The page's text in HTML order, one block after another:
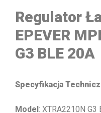
Regulator
EPEVER
G3 BLE 20A
Specyfikacja
Model: XTRA2210N G3